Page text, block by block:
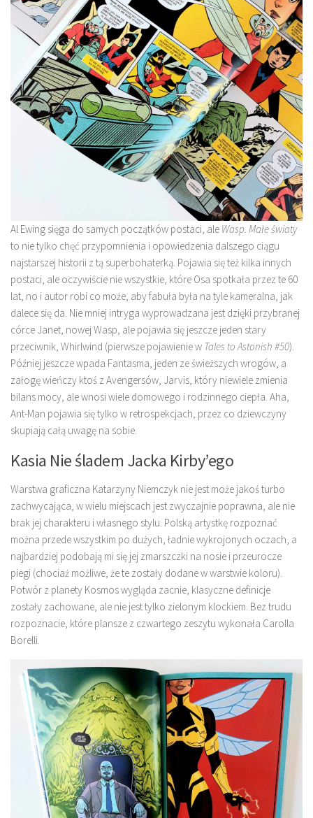
Al Ewing sięga do samych początków postaci, ale Wasp. Małe światy
to nie tylko chęć przypomnienia i opowiedzenia dalszego ciągu
najstarszej historii z tą superbohaterką. Pojawia się też kilka innych
postaci, ale oczywiście nie wszystkie, które Osa spotkała przez te 60
lat, no i autor robi co może, aby fabuła była na tyle kameralna, jak
dalece się da. Nie mniej intryga wyprowadzana jest dzięki przybranej
córce Janet, nowej Wasp, ale pojawia się jeszcze jeden stary
przeciwnik, Whirlwind (pierwsze pojawienie w Tales to Astonish #50).
Później jeszcze wpada Fantasma, jeden ze świeższych wrogów, a
załogę wieńczy ktoś z Avengersów, Jarvis, który niewiele zmienia
bilans mocy, ale wnosi wiele domowego i rodzinnego ciepła. Aha,
Ant-Man pojawia się tylko w retrospekcjach, przez co dziewczyny
skupiają całą uwagę na sobie.
Kasia Nie śladem Jacka Kirby’ego
Warstwa graficzna Katarzyny Niemczyk nie jest może jakoś turbo
zachwycająca, w wielu miejscach jest zwyczajnie poprawna, ale nie
brak jej charakteru i własnego stylu. Polską artystkę rozpoznać
można przede wszystkim po dużych, ładnie wykrojonych oczach, a
najbardziej podobają mi się jej zmarszczki na nosie i przeurocze
piegi (chociaż możliwe, że te zostały dodane w warstwie koloru).
Potwór z planety Kosmos wygląda zacnie, klasyczne definicje
zostały zachowane, ale nie jest tylko zielonym klockiem. Bez trudu
rozpoznacie, które plansze z czwartego zeszytu wykonała Carolla
Borelli.